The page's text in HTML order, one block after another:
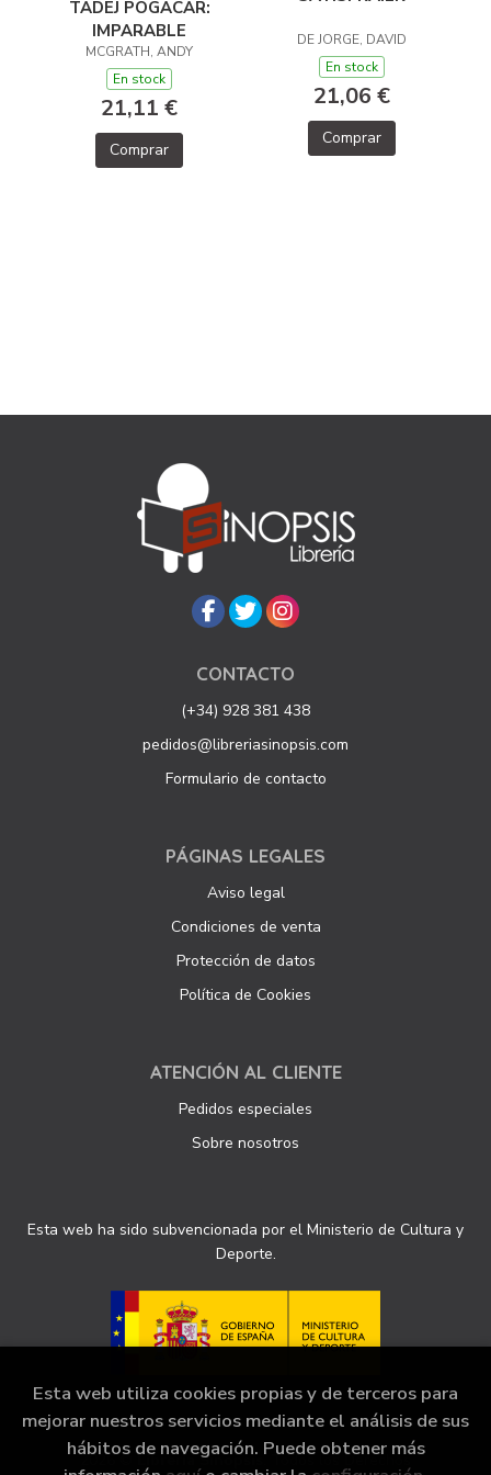
TADEJ POGACAR:
IMPARABLE
MCGRATH, ANDY
En stock
21,11 €
Comprar
DE JORGE, DAVID
En stock
21,06 €
Comprar
CONTACTO
(+34) 928 381 438
pedidos@libreriasinopsis.com
Formulario de contacto
PÁGINAS LEGALES
Aviso legal
Condiciones de venta
Protección de datos
Política de Cookies
ATENCIÓN AL CLIENTE
Pedidos especiales
Sobre nosotros
Esta web ha sido subvencionada por el Ministerio de Cultura y
Deporte.
2026 ©Librería Sinopsis . Todos los Derechos
Esta web utiliza cookies propias y de terceros para
mejorar nuestros servicios mediante el análisis de sus
hábitos de navegación. Puede obtener más